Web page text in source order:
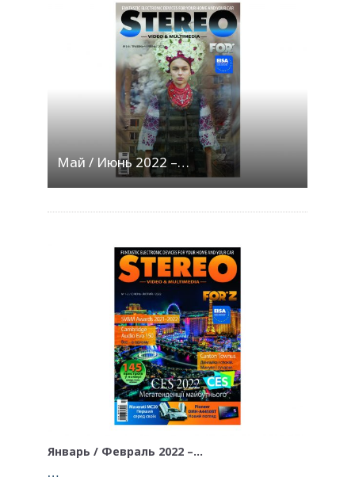
Май / Июнь 2022 –…
Январь / Февраль 2022 –…
…